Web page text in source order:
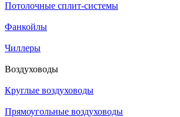
Потолочные сплит-системы
Фанкойлы
Чиллеры
Воздуховоды
Круглые воздуховоды
Прямоугольные воздуховоды